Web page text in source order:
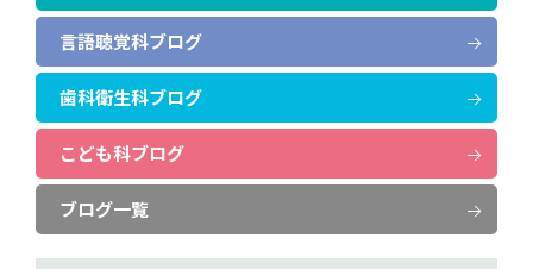
言語聴覚科ブログ
歯科衛生科ブログ
こども科ブログ
ブログ一覧